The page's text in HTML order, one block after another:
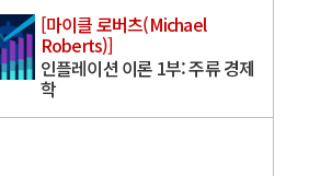
[마이클 로버츠(Michael
Roberts)]
인플레이션 이론 1부: 주류 경제
학